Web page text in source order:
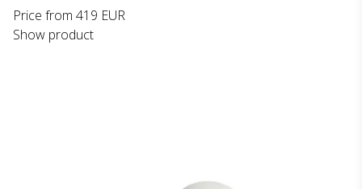
Price from 419 EUR
Show product